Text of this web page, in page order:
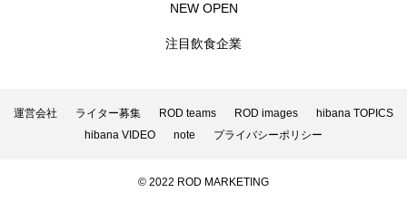
NEW OPEN
注目飲食企業
運営会社 ライター募集 ROD teams ROD images
hibana TOPICS
hibana VIDEO
note プライバシーポリシー
© 2022 ROD MARKETING